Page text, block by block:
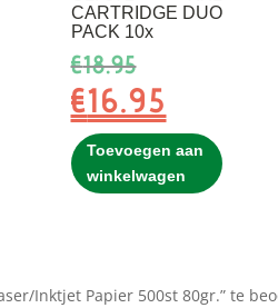
CARTRIDGE DUO
PACK 10x
€18.95
prijs
was:
€18.95.
€16.95
prijs
is:
€16.95.
Toevoegen aan
winkelwagen
Inktjet Papier 500st 80gr.” te